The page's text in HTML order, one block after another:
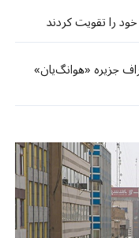
را تقویت کردند
جزیره «هوانگ‌یان»